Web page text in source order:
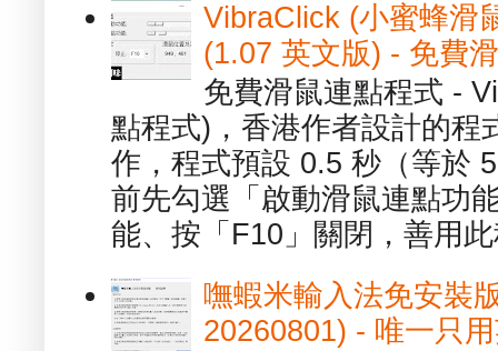
VibraClick (小蜜蜂滑
(1.07 英文版) - 免費
免費滑鼠連點程式 -
點程式)，香港作者設計的程
作，程式預設 0.5 秒（等於
前先勾選「啟動滑鼠連點功
能、按「F10」關閉，善用
嘸蝦米輸入法免安裝
20260801) - 唯一只